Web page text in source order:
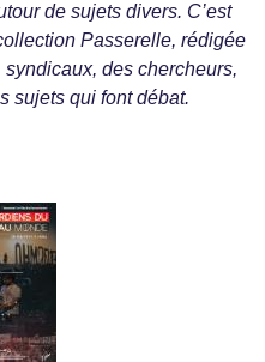
de sujets divers. C’est
Passerelle, rédigée
des chercheurs,
sujets qui font débat.